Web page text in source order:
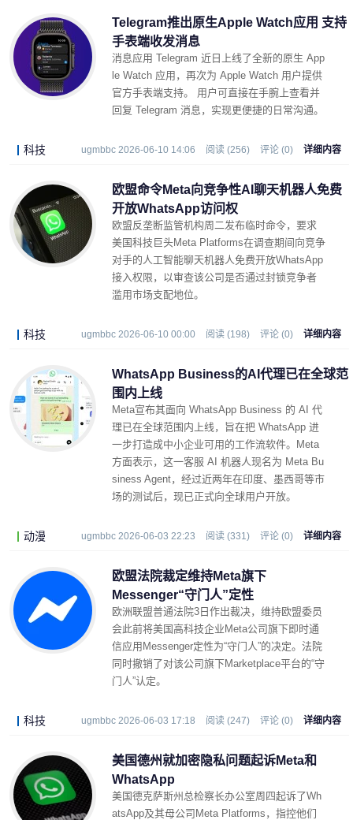
Telegram推出原生Apple Watch应用 支持
手表端收发消息
消息应用 Telegram 近日上线了全新的原生 App
le Watch 应用，再次为 Apple Watch 用户提供
官方手表端支持。 用户可直接在手腕上查看并
回复 Telegram 消息，实现更便捷的日常沟通。
科技 ugmbbc 2026-06-10 14:06 阅读 (256) 评论 (0) 详细内容
欧盟命令Meta向竞争性AI聊天机器人免费
开放WhatsApp访问权
欧盟反垄断监管机构周二发布临时命令，要求
美国科技巨头Meta Platforms在调查期间向竞争
对手的人工智能聊天机器人免费开放WhatsApp
接入权限，以审查该公司是否通过封锁竞争者
滥用市场支配地位。
科技 ugmbbc 2026-06-10 00:00 阅读 (198) 评论 (0) 详细内容
WhatsApp Business的AI代理已在全球范
围内上线
Meta宣布其面向 WhatsApp Business 的 AI 代
理已在全球范围内上线，旨在把 WhatsApp 进
一步打造成中小企业可用的工作流软件。Meta
方面表示，这一客服 AI 机器人现名为 Meta Bu
siness Agent，经过近两年在印度、墨西哥等市
场的测试后，现已正式向全球用户开放。
动漫 ugmbbc 2026-06-03 22:23 阅读 (331) 评论 (0) 详细内容
欧盟法院裁定维持Meta旗下
Messenger“守门人”定性
欧洲联盟普通法院3日作出裁决，维持欧盟委员
会此前将美国高科技企业Meta公司旗下即时通
信应用Messenger定性为“守门人”的决定。法院
同时撤销了对该公司旗下Marketplace平台的“守
门人”认定。
科技 ugmbbc 2026-06-03 17:18 阅读 (247) 评论 (0) 详细内容
美国德州就加密隐私问题起诉Meta和
WhatsApp
美国德克萨斯州总检察长办公室周四起诉了Wh
atsApp及其母公司Meta Platforms，指控他们